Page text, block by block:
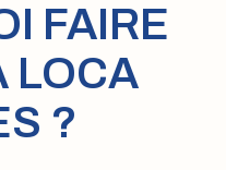
FAIRE
LOCA
?